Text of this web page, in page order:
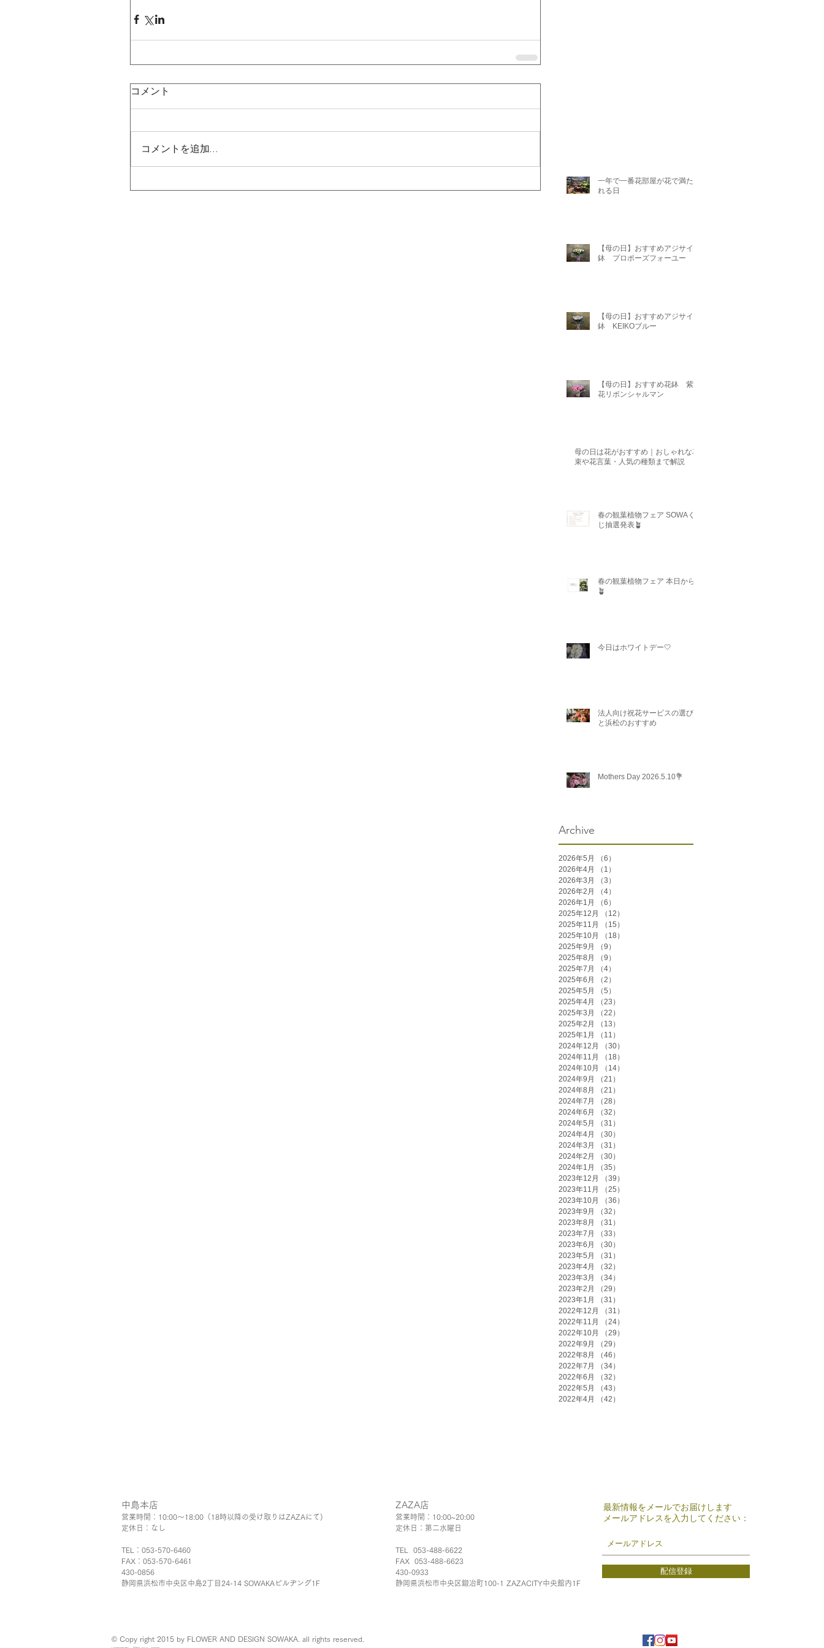
コメント
コメントを追加…
一年で一番花部屋が花で満たさ
れる日
【母の日】おすすめアジサイ
鉢 プロポーズフォーユー
【母の日】おすすめアジサイ
鉢 KEIKOブルー
【母の日】おすすめ花鉢 紫陽
花リボンシャルマン
母の日は花がおすすめ｜おしゃれな花
束や花言葉・人気の種類まで解説
春の観葉植物フェア SOWAく
じ抽選発表🪴
春の観葉植物フェア 本日から
🪴
今日はホワイトデー🤍
法人向け祝花サービスの選び方
と浜松のおすすめ
Mothers Day 2026.5.10💐
Archive
2026年5月 （6）
2026年4月
（1）
2026年3月
（3）
2026年2月
（4）
2026年1月
（6）
2025年12月
（12）
2025年11月
（15）
2025年10月
（18）
2025年9月
（9）
2025年8月
（9）
2025年7月
（4）
2025年6月
（2）
2025年5月
（5）
2025年4月
（23）
2025年3月
（22）
2025年2月
（13）
2025年1月
（11）
2024年12月
（30）
2024年11月
（18）
2024年10月
（14）
2024年9月
（21）
2024年8月
（21）
2024年7月
（28）
2024年6月
（32）
2024年5月
（31）
2024年4月
（30）
2024年3月
（31）
2024年2月
（30）
2024年1月
（35）
2023年12月
（39）
2023年11月
（25）
2023年10月
（36）
2023年9月
（32）
2023年8月
（31）
2023年7月
（33）
2023年6月
（30）
2023年5月
（31）
2023年4月
（32）
2023年3月
（34）
2023年2月
（29）
2023年1月
（31）
2022年12月
（31）
2022年11月
（24）
2022年10月
（29）
2022年9月
（29）
2022年8月
（46）
2022年7月
（34）
2022年6月
（32）
2022年5月
（43）
2022年4月
（42）
中島本店
営業時間：10:00〜18:00（18時以降の受け取りはZAZAにて)
​定休日：なし
TEL：053-570-6460
FAX：053-570-6461
430-0856
静岡県浜松市中央区中島2丁目24-14 SOWAKAビルヂング1F
ZAZA店
営業時間：10:00~20:00
定休日：第二水曜日
TEL 053-488-6622
FAX 053-488-6623
430-0933
静岡県浜松市中​央 区鍛冶町100-1 ZAZACITY中央館内1F
最新情報をメールでお届けします
メールアドレスを入力してください：
配信登録
© Copy right 2015 by FLOWER AND DESIGN SOWAKA. all rights reserved.